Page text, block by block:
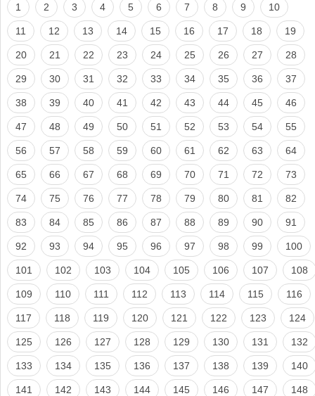
1 2 3 4 5 6 7 8 9 10
11 12 13 14 15 16 17 18 19
20 21 22 23 24 25 26 27 28
29 30 31 32 33 34 35 36 37
38 39 40 41 42 43 44 45 46
47 48 49 50 51 52 53 54 55
56 57 58 59 60 61 62 63 64
65 66 67 68 69 70 71 72 73
74 75 76 77 78 79 80 81 82
83 84 85 86 87 88 89 90 91
92 93 94 95 96 97 98 99 100
101 102 103 104 105 106 107 108
109 110 111 112 113 114 115 116
117 118 119 120 121 122 123 124
125 126 127 128 129 130 131 132
133 134 135 136 137 138 139 140
141 142 143 144 145 146 147 148